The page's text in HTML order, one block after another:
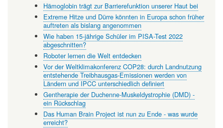
Hämoglobin trägt zur Barrierefunktion unserer Haut bei
Extreme Hitze und Dürre könnten in Europa schon früher
auftreten als bislang angenommen
Wie haben 15-jährige Schüler im PISA-Test 2022
abgeschnitten?
Roboter lernen die Welt entdecken
Vor der Weltklimakonferenz COP28: durch Landnutzung
entstehende Treibhausgas-Emissionen werden von
Ländern und IPCC unterschiedlich definiert
Gentherapie der Duchenne-Muskeldystrophie (DMD) -
ein Rückschlag
Das Human Brain Project ist nun zu Ende - was wurde
erreicht?